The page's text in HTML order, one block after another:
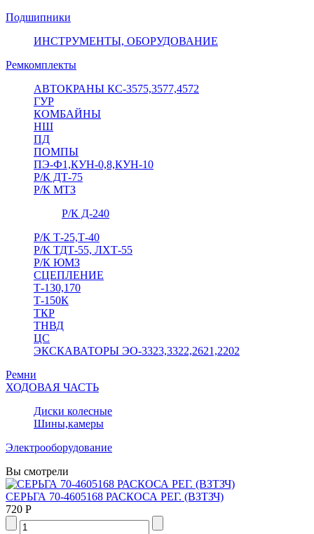
Подшипники
ИНСТРУМЕНТЫ, ОБОРУДОВАНИЕ
Ремкомплекты
АВТОКРАНЫ КС-3575,3577,4572
ГУР
КОМБАЙНЫ
НШ
ПД
ПОМПЫ
ПЭ-Ф1,КУН-0,8,КУН-10
Р/К ДТ-75
Р/К МТЗ
Р/К Д-240
Р/К Т-25,Т-40
Р/К ТДТ-55, ЛХТ-55
Р/К ЮМЗ
СЦЕПЛЕНИЕ
Т-130,170
Т-150К
ТКР
ТНВД
ЦС
ЭКСКАВАТОРЫ ЭО-3323,3322,2621,2202
Ремни
ХОДОВАЯ ЧАСТЬ
Диски колесные
Шины,камеры
Электрооборудование
Вы смотрели
СЕРЬГА 70-4605168 РАСКОСА РЕГ. (ВЗТЗЧ)
720 Р